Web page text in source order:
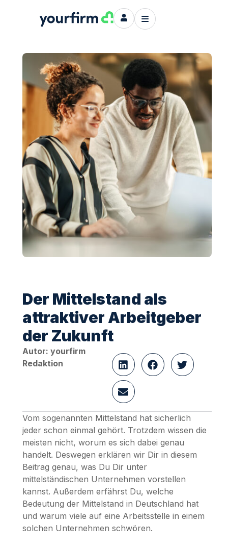
Der Mittelstand als
attraktiver Arbeitgeber
der Zukunft
Autor: yourfirm
Redaktion
Vom sogenannten Mittelstand hat sicherlich
jeder schon einmal gehört. Trotzdem wissen die
meisten nicht, worum es sich dabei genau
handelt. Deswegen erklären wir Dir in diesem
Beitrag genau, was Du Dir unter
mittelständischen Unternehmen vorstellen
kannst. Außerdem erfährst Du, welche
Bedeutung der Mittelstand in Deutschland hat
und warum viele auf eine Arbeitsstelle in einem
solchen Unternehmen schwören.